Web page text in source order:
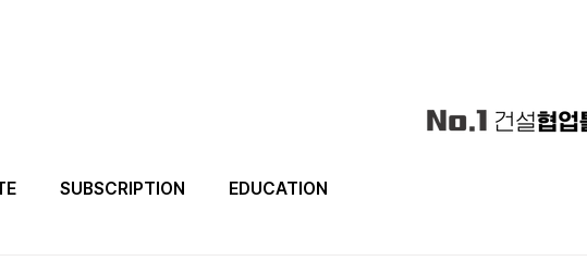
SUBSCRIPTION EDUCATION